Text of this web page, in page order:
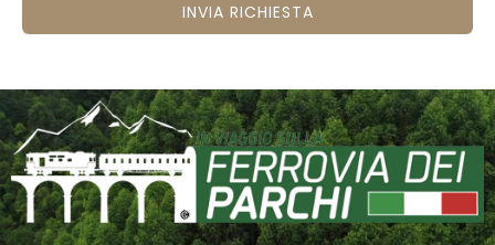
INVIA RICHIESTA